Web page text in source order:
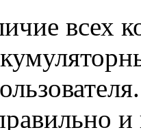
всех